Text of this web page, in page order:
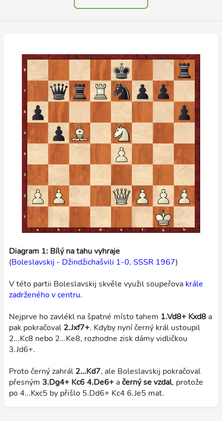
Diagram 1: Bílý na tahu vyhraje
(Boleslavskij - Džindžichašvili 1-0, SSSR 1967)
V této partii Boleslavskij skvěle využil soupeřova krále
zadrženého v centru.
Nejprve ho zavlékl na špatné místo tahem 1.Vd8+ Kxd8a
pak pokračoval 2.Jxf7+. Kdyby nyní černý král ustoupil
2...Kc8 nebo 2...Ke8, rozhodne zisk dámy vidličkou
3.Jd6+.
Proto černý zahrál 2...Kd7, ale Boleslavskij pokračoval
přesným 3.Dg4+ Kc6 4.De6+ačerný se vzdal, protože
po 4...Kxc5 by přišlo 5.Dd6+ Kc4 6.Je5 mat.